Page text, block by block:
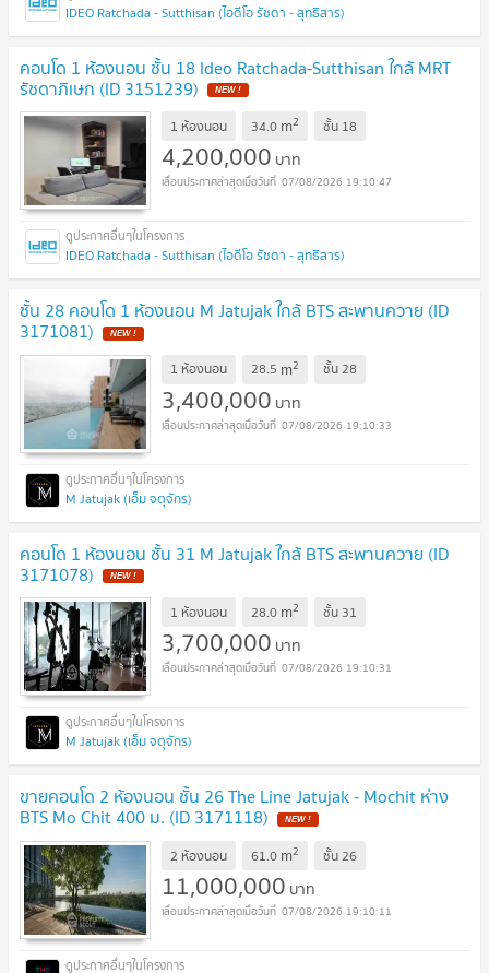
IDEO Ratchada - Sutthisan (ไอดีโอ รัชดา - สุทธิสาร)
คอนโด 1 ห้องนอน ชั้น 18 Ideo Ratchada-Sutthisan ใกล้ MRT
รัชดาภิเษก (ID 3151239)
1 ห้องนอน 34.0 m2 ชั้น 18
4,200,000 บาท
07/08/2026 19:10:47
IDEO Ratchada - Sutthisan (ไอดีโอ รัชดา - สุทธิสาร)
ชั้น 28 คอนโด 1 ห้องนอน M Jatujak ใกล้ BTS สะพานควาย (ID
3171081)
1 ห้องนอน 28.5 m2 ชั้น28
3,400,000 บาท
07/08/2026 19:10:33
M Jatujak (เอ็ม จตุจักร)
คอนโด 1 ห้องนอน ชั้น 31 M Jatujak ใกล้ BTS สะพานควาย (ID
3171078)
1 ห้องนอน 28.0 m2 ชั้น 31
3,700,000 บาท
07/08/2026 19:10:31
M Jatujak (เอ็ม จตุจักร)
ขายคอนโด 2 ห้องนอน ชั้น 26 The Line Jatujak - Mochit ห่าง
BTS Mo Chit 400 ม. (ID 3171118)
2 ห้องนอน 61.0 m2 ชั้น26
11,000,000 บาท
07/08/2026 19:10:11